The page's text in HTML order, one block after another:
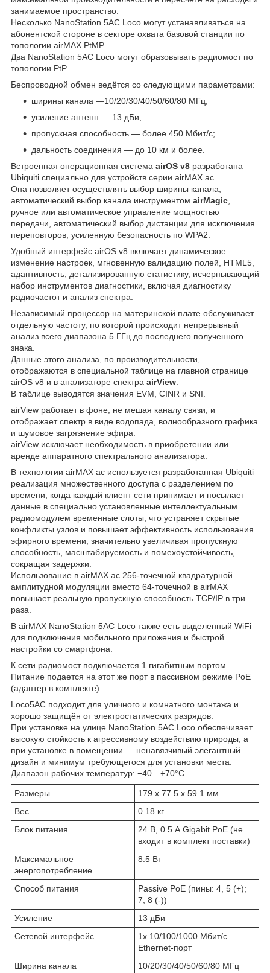
занимаемое пространство.
Несколько NanoStation 5AC Loco могут устанавливаться на
абонентской стороне в секторе охвата базовой станции по
топологии airMAX PtMP.
Два NanoStation 5AC Loco могут образовывать радиомост по
топологии PtP.
Беспроводной обмен ведётся со следующими параметрами:
ширины канала —10/20/30/40/50/60/80 МГц;
усиление антенн — 13 дБи;
пропускная способность — более 450 Мбит/с;
дальность соединения — до 10 км и более.
Встроенная операционная система airOS v8 разработана
Ubiquiti специально для устройств серии airMAX ac.
Она позволяет осуществлять выбор ширины канала,
автоматический выбор канала инструментом airMagic
ручное или автоматическое управление мощностью
передачи, автоматический выбор дистанции для исключения
переповторов, усиленную безопасность по WPA2.
Удобный интерфейс airOS v8 включает динамическое
изменение настроек, мгновенную валидацию полей, HTML5,
адаптивность, детализированную статистику, исчерпывающий
набор инструментов диагностики, включая диагностику
радиочастот и анализ спектра.
Независимый процессор на материнской плате обслуживает
отдельную частоту, по которой происходит непрерывный
анализ всего диапазона 5 ГГц до последнего полученного
знака.
Данные этого анализа, по производительности,
отображаются в специальной таблице на главной странице
airOS v8 и в анализаторе спектра airView
В таблице выводятся значения EVM, CINR и SNI.
airView работает в фоне, не мешая каналу связи, и
отображает спектр в виде водопада, волнообразного графика
и шумовое загрязнение эфира.
airView исключает необходимость в приобретении или
аренде аппаратного спектрального анализатора.
В технологии airMAX ac используется разработанная Ubiquiti
реализация множественного доступа с разделением по
времени, когда каждый клиент сети принимает и посылает
данные в специально установленные интеллектуальным
радиомодулем временные слоты, что устраняет скрытые
конфликты узлов и повышает эффективность использования
эфирного времени, значительно увеличивая пропускную
способность, масштабируемость и помехоустойчивость,
сокращая задержки.
Использование в airMAX ac 256-точечной квадратурной
амплитудной модуляции вместо 64-точечной в airMAX
повышает реальную пропускную способность TCP/IP в три
раза.
В airMAX NanoStation 5AC Loco также есть выделенный WiFi
для подключения мобильного приложения и быстрой
настройки со смартфона.
К сети радиомост подключается 1 гигабитным портом.
Питание подается на этот же порт в пассивном режиме PoE
(адаптер в комплекте).
Loco5AC подходит для уличного и комнатного монтажа и
хорошо защищён от электростатических разрядов.
При установке на улице NanoStation 5AC Loco обеспечивает
высокую стойкость к агрессивному воздействию природы, а
при установке в помещении — ненавязчивый элегантный
дизайн и минимум требующегося для установки места.
Диапазон рабочих температур: −40—+70°C.
Размеры
179 x 77.5 x 59.1 мм
Вес
0.18 кг
Блок питания
24 В, 0.5 А Gigabit PoE (не
входит в комплект поставки)
Максимальное
энергопотребление
8.5 Вт
Способ питания
Passive PoE (пины: 4, 5 (+);
7, 8 (-))
Усиление
13 дБи
Сетевой интерфейс
1х 10/100/1000 Мбит/с
Ethernet-порт
Ширина канала
10/20/30/40/50/60/80 МГц